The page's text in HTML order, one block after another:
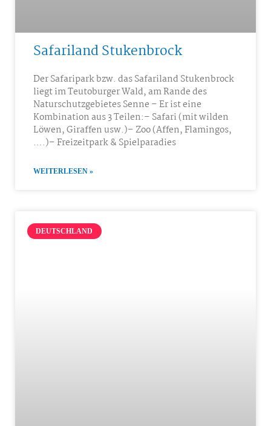
Safariland Stukenbrock
Der Safaripark bzw. das Safariland Stukenbrock
liegt im Teutoburger Wald, am Rande des
Naturschutzgebietes Senne – Er ist eine
Kombination aus 3 Teilen:– Safari (mit wilden
Löwen, Giraffen usw.)– Zoo (Affen, Flamingos,
….)– Freizeitpark & Spielparadies
WEITERLESEN »
DEUTSCHLAND